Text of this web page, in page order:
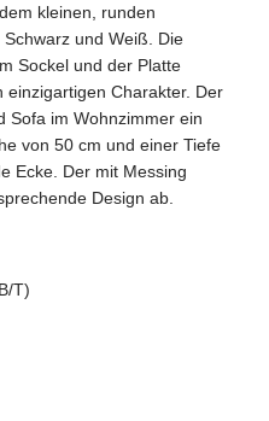
kleinen, runden
und Weiß. Die
Sockel und der Platte
einzigartigen Charakter. Der
Sofa im Wohnzimmer ein
von 50 cm und einer Tiefe
Ecke. Der mit Messing
Design ab.
T)